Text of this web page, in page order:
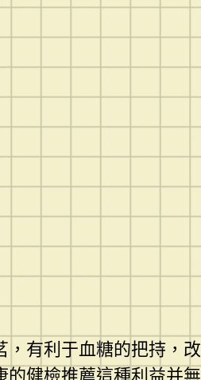
有利于血糖的把持，